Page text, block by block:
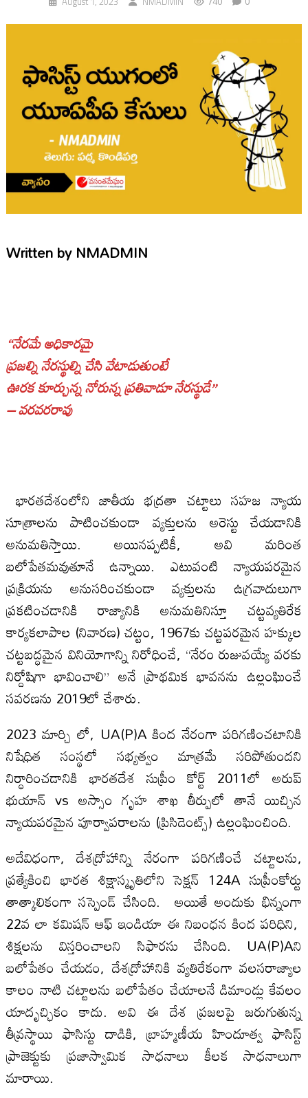
Written by NMADMIN
“నేరమే అధికారమై
ప్రజల్ని నేరస్థుల్ని చేసి వేటాడుతుంటే
ఊరక కూర్చున్న నోరున్న ప్రతివాడూ నేరస్థుడే”
– వరవరరావు
భారతదేశంలోని జాతీయ భద్రతా చట్టాలు సహజ న్యాయ
సూత్రాలను పాటించకుండా వ్యక్తులను అరెస్టు చేయడానికి
అనుమతిస్తాయి. అయినప్పటికీ, అవి మరింత
బలోపేతమవుతూనే ఉన్నాయి. ఎటువంటి న్యాయపరమైన
ప్రక్రియను అనుసరించకుండా వ్యక్తులను ఉగ్రవాదులుగా
ప్రకటించడానికి రాజ్యానికి అనుమతినిస్తూ చట్టవ్యతిరేక
కార్యకలాపాల (నివారణ) చట్టం, 1967కు చట్టపరమైన హక్కుల
చట్టబద్ధమైన వినియోగాన్ని నిరోధించే, “నేరం రుజువయ్యే వరకు
నిర్దోషిగా భావించాలి” అనే ప్రాథమిక భావనను ఉల్లంఘించే
సవరణను 2019లో చేశారు.
2023 మార్చి లో, UA(P)A కింద నేరంగా పరిగణించటానికి
నిషేధిత సంస్థలో సభ్యత్వం మాత్రమే సరిపోతుందని
నిర్ధారించడానికి భారతదేశ సుప్రీం కోర్ట్ 2011లో అరుప్
భుయాన్ vs అస్సాం గృహ శాఖ తీర్పులో తానే యిచ్చిన
న్యాయపరమైన పూర్వాపరాలను (ప్రిసిడెంట్స్) ఉల్లంఘించింది.
అదేవిధంగా, దేశద్రోహాన్ని నేరంగా పరిగణించే చట్టాలను,
ప్రత్యేకించి భారత శిక్షాస్మృతిలోని సెక్షన్ 124A సుప్రీంకోర్టు
తాత్కాలికంగా సస్పెండ్ చేసింది. అయితే అందుకు భిన్నంగా
22వ లా కమిషన్ ఆఫ్ ఇండియా ఈ నిబంధన కింద పరిధిని,
శిక్షలను విస్తరించాలని సిఫారసు చేసింది. UA(P)Aని
బలోపేతం చేయడం, దేశద్రోహానికి వ్యతిరేకంగా వలసరాజ్యాల
కాలం నాటి చట్టాలను బలోపేతం చేయాలనే డిమాండ్లు కేవలం
యాదృచ్ఛికం కాదు. అవి ఈ దేశ ప్రజలపై జరుగుతున్న
తీవ్రస్థాయి ఫాసిస్టు దాడికి, బ్రాహ్మణీయ హిందూత్వ ఫాసిస్ట్
ప్రాజెక్టుకు ప్రజాస్వామిక సాధనాలు కీలక సాధనాలుగా
మారాయి.